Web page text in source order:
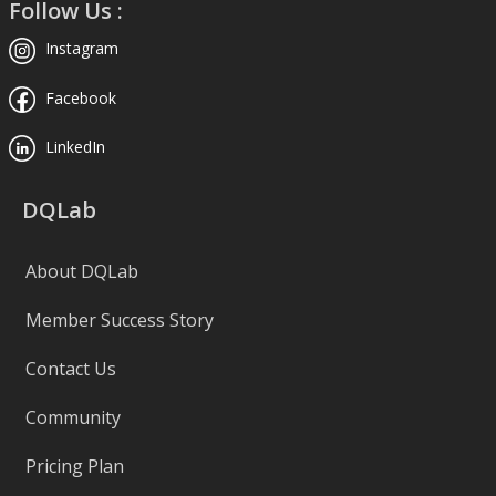
Follow Us :
Instagram
Facebook
LinkedIn
DQLab
About DQLab
Member Success Story
Contact Us
Community
Pricing Plan